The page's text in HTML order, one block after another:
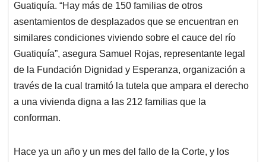
Guatiquía. “Hay más de 150 familias de otros
asentamientos de desplazados que se encuentran en
similares condiciones viviendo sobre el cauce del río
Guatiquía”, asegura Samuel Rojas, representante legal
de la Fundación Dignidad y Esperanza, organización a
través de la cual tramitó la tutela que ampara el derecho
a una vivienda digna a las 212 familias que la
conforman.
Hace ya un año y un mes del fallo de la Corte, y los